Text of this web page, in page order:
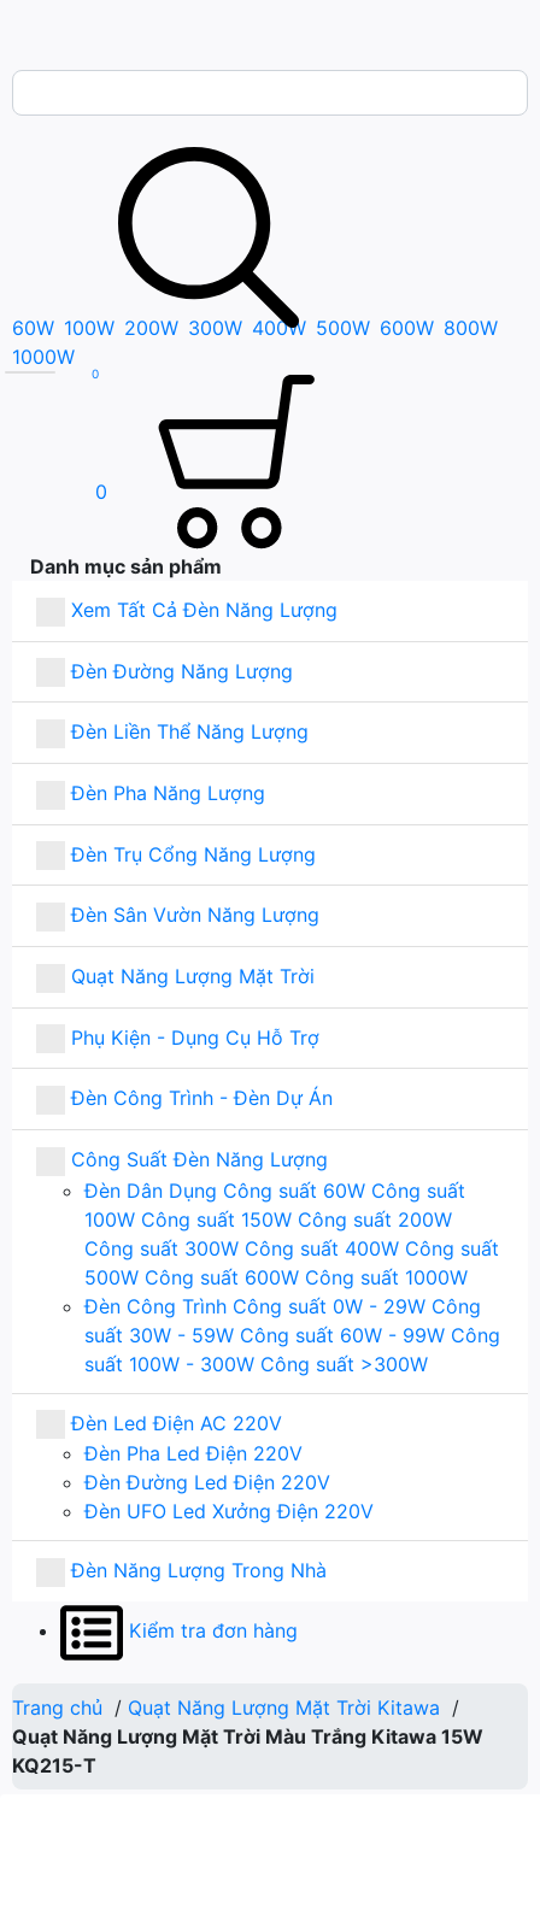
Bạn cần tìm gì..; Nhập tên sản phẩm..
60W 100W 200W 300W 400W 500W 600W 800W
1000W
0
0
Danh mục sản phẩm
Xem Tất Cả Đèn Năng Lượng
Đèn Đường Năng Lượng
Đèn Liền Thể Năng Lượng
Đèn Pha Năng Lượng
Đèn Trụ Cổng Năng Lượng
Đèn Sân Vườn Năng Lượng
Quạt Năng Lượng Mặt Trời
Phụ Kiện - Dụng Cụ Hỗ Trợ
Đèn Công Trình - Đèn Dự Án
Công Suất Đèn Năng Lượng
Đèn Dân Dụng Công suất 60W Công suất
100W Công suất 150W Công suất 200W
Công suất 300W Công suất 400W Công suất
500W Công suất 600W Công suất 1000W
Đèn Công Trình Công suất 0W - 29W Công
suất 30W - 59W Công suất 60W - 99W Công
suất 100W - 300W Công suất >300W
Đèn Led Điện AC 220V
Đèn Pha Led Điện 220V
Đèn Đường Led Điện 220V
Đèn UFO Led Xưởng Điện 220V
Đèn Năng Lượng Trong Nhà
Kiểm tra đơn hàng
Trang chủ / Quạt Năng Lượng Mặt Trời Kitawa /
Quạt Năng Lượng Mặt Trời Màu Trắng Kitawa 15W
KQ215-T